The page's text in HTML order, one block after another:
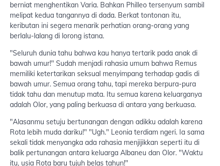
berniat menghentikan Varia. Bahkan Philleo tersenyum sambil
melipat kedua tangannya di dada. Berkat tontonan itu,
keributan ini segera menarik perhatian orang-orang yang
berlalu-lalang di lorong istana.
"Seluruh dunia tahu bahwa kau hanya tertarik pada anak di
bawah umur!" Sudah menjadi rahasia umum bahwa Remus
memiliki ketertarikan seksual menyimpang terhadap gadis di
bawah umur. Semua orang tahu, tapi mereka berpura-pura
tidak tahu dan menutup mata. Itu semua karena keluarganya
adalah Olor, yang paling berkuasa di antara yang berkuasa.
"Alasanmu setuju bertunangan dengan adikku adalah karena
Rota lebih muda dariku!" "Ugh." Leonia terdiam ngeri. Ia sama
sekali tidak menyangka ada rahasia menjijikkan seperti itu di
balik pertunangan antara keluarga Albaneu dan Olor. "Waktu
itu, usia Rota baru tujuh belas tahun!"